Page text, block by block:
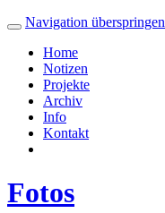
Navigation überspringen
Home
Notizen
Projekte
Archiv
Info
Kontakt
Fotos